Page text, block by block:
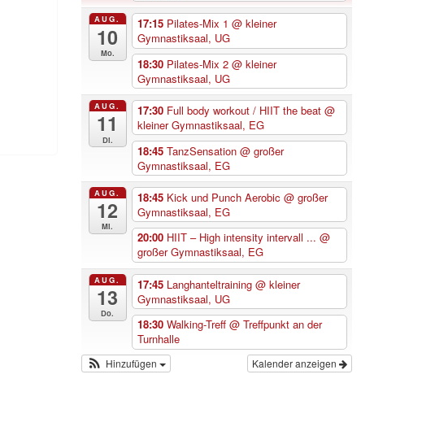
AUG.
10
Mo.
17:15 Pilates-Mix 1 @ kleiner
Gymnastiksaal, UG
18:30 Pilates-Mix 2 @ kleiner
Gymnastiksaal, UG
AUG.
11
Di.
17:30 Full body workout / HIIT the beat @
kleiner Gymnastiksaal, EG
18:45 TanzSensation @ großer
Gymnastiksaal, EG
AUG.
12
Mi.
18:45 Kick und Punch Aerobic @ großer
Gymnastiksaal, EG
20:00 HIIT – High intensity intervall ... @
großer Gymnastiksaal, EG
AUG.
13
Do.
17:45 Langhanteltraining @ kleiner
Gymnastiksaal, UG
18:30 Walking-Treff @ Treffpunkt an der
Turnhalle
Kalender anzeigen
Hinzufügen